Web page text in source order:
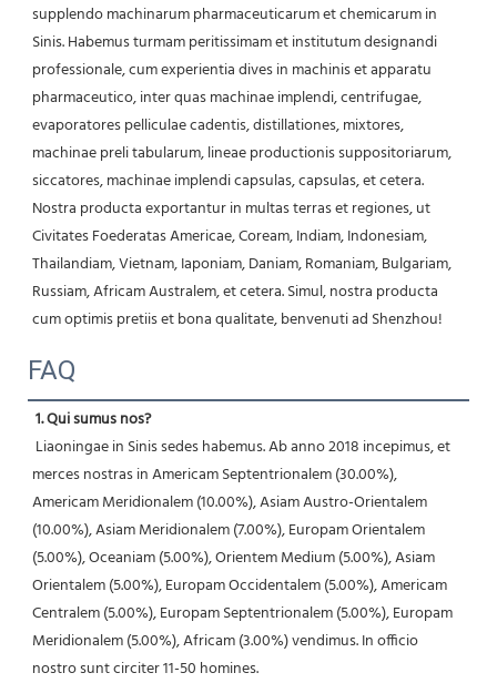
supplendo machinarum pharmaceuticarum et chemicarum in
Sinis. Habemus turmam peritissimam et institutum designandi
professionale, cum experientia dives in machinis et apparatu
pharmaceutico, inter quas machinae implendi, centrifugae,
evaporatores pelliculae cadentis, distillationes, mixtores,
machinae preli tabularum, lineae productionis suppositoriarum,
siccatores, machinae implendi capsulas, capsulas, et cetera.
Nostra producta exportantur in multas terras et regiones, ut
Civitates Foederatas Americae, Coream, Indiam, Indonesiam,
Thailandiam, Vietnam, Iaponiam, Daniam, Romaniam, Bulgariam,
Russiam, Africam Australem, et cetera. Simul, nostra producta
cum optimis pretiis et bona qualitate, benvenuti ad Shenzhou!
FAQ
1. Qui sumus nos?
merces nostras in Americam Septentrionalem (30.00%),
Americam Meridionalem (10.00%), Asiam Austro-Orientalem
(10.00%), Asiam Meridionalem (7.00%), Europam Orientalem
(5.00%), Oceaniam (5.00%), Orientem Medium (5.00%), Asiam
Orientalem (5.00%), Europam Occidentalem (5.00%), Americam
Centralem (5.00%), Europam Septentrionalem (5.00%), Europam
Meridionalem (5.00%), Africam (3.00%) vendimus. In officio
nostro sunt circiter 11-50 homines.